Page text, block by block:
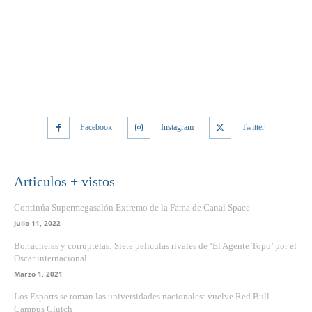
Facebook Instagram Twitter
Articulos + vistos
Continúa Supermegasalón Extremo de la Fama de Canal Space
Julio 11, 2022
Borracheras y corruptelas: Siete películas rivales de ‘El Agente Topo’ por el
Oscar internacional
Marzo 1, 2021
Los Esports se toman las universidades nacionales: vuelve Red Bull
Campus Clutch